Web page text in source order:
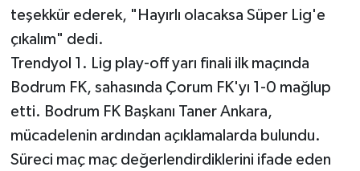
teşekkür ederek, "Hayırlı olacaksa Süper Lig'e
çıkalım" dedi.
Trendyol 1. Lig play-off yarı finali ilk maçında
Bodrum FK, sahasında Çorum FK'yı 1-0 mağlup
etti. Bodrum FK Başkanı Taner Ankara,
mücadelenin ardından açıklamalarda bulundu.
Süreci maç maç değerlendirdiklerini ifade eden